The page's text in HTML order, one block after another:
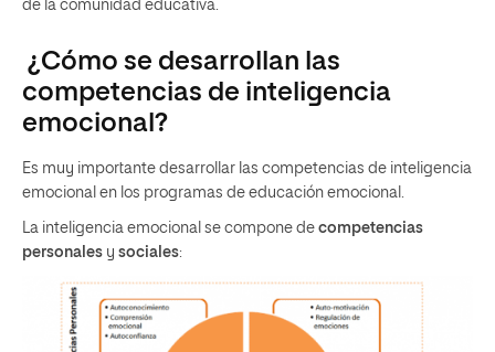
de la comunidad educativa.
¿Cómo se desarrollan las
competencias de inteligencia
emocional?
Es muy importante desarrollar las competencias de inteligencia
emocional en los programas de educación emocional.
La inteligencia emocional se compone de competencias
personales y sociales: